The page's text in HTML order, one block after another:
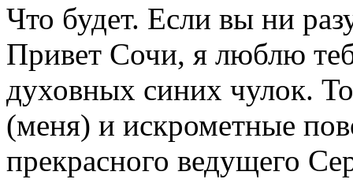
Что будет. Если вы ни
Привет Сочи, я люблю
духовных синих чулок.
(меня) и искрометные
прекрасного ведущего